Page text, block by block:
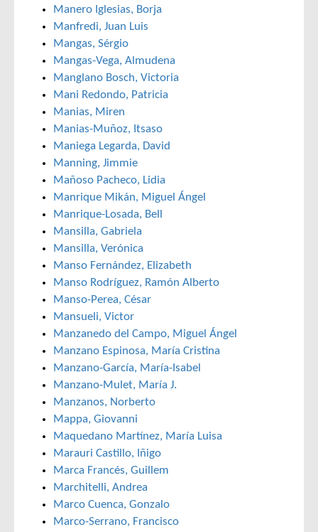
Manero Iglesias, Borja
Manfredi, Juan Luis
Mangas, Sérgio
Mangas-Vega, Almudena
Manglano Bosch, Victoria
Mani Redondo, Patricia
Manias, Miren
Manias-Muñoz, Itsaso
Maniega Legarda, David
Manning, Jimmie
Mañoso Pacheco, Lidia
Manrique Mikán, Miguel Ángel
Manrique-Losada, Bell
Mansilla, Gabriela
Mansilla, Verónica
Manso Fernández, Elizabeth
Manso Rodríguez, Ramón Alberto
Manso-Perea, César
Mansueli, Victor
Manzanedo del Campo, Miguel Ángel
Manzano Espinosa, María Cristina
Manzano-García, María-Isabel
Manzano-Mulet, María J.
Manzanos, Norberto
Mappa, Giovanni
Maquedano Martínez, María Luisa
Marauri Castillo, Iñigo
Marca Francés, Guillem
Marchitelli, Andrea
Marco Cuenca, Gonzalo
Marco-Serrano, Francisco